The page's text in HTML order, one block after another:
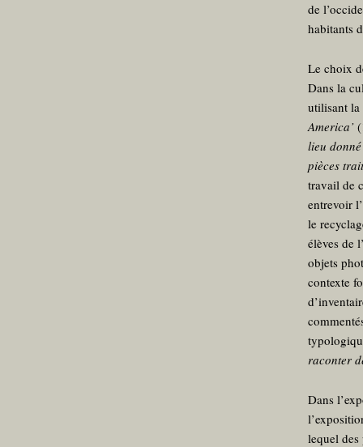
de
habitants
Le choix
Dans la
utilisant la
America’
lieu
pièces
travail de
entrevoir
le
élèves de
objets
contexte
raconter
Dans
lequel